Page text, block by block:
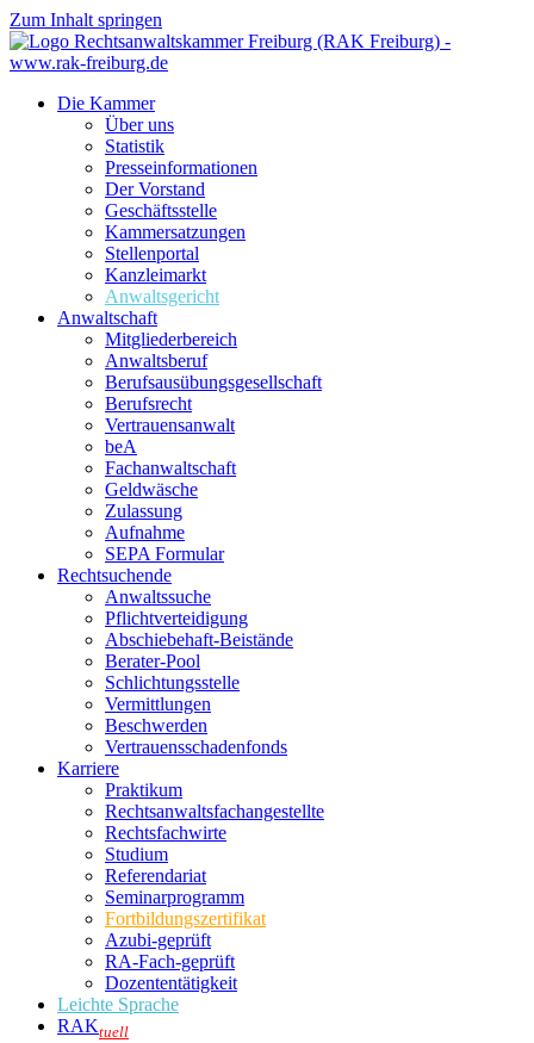
Zum Inhalt springen
Die Kammer
Über uns
Statistik
Presseinformationen
Der Vorstand
Geschäftsstelle
Kammersatzungen
Stellenportal
Kanzleimarkt
Anwaltsgericht
Anwaltschaft
Mitgliederbereich
Anwaltsberuf
Berufsausübungs­gesellschaft
Berufsrecht
Vertrauensanwalt
beA
Fachanwaltschaft
Geldwäsche
Zulassung
Aufnahme
SEPA Formular
Rechtsuchende
Anwaltssuche
Pflichtverteidigung
Abschiebehaft-Beistände
Berater-Pool
Schlichtungsstelle
Vermittlungen
Beschwerden
Vertrauensschadenfonds
Karriere
Praktikum
Rechtsanwalts­fachangestellte
Rechtsfachwirte
Studium
Referendariat
Seminarprogramm
Fortbildungszertifikat
Azubi-geprüft
RA-Fach-geprüft
Dozententätigkeit
Leichte Sprache
RAKtuell